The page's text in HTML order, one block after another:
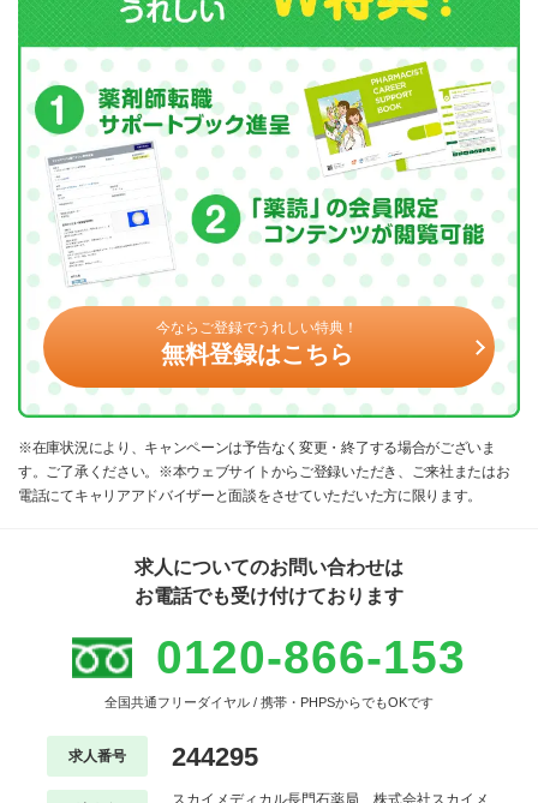
今ならご登録でうれしい特典！
無料登録はこちら
※在庫状況により、キャンペーンは予告なく変更・終了する場合がございま
す。ご了承ください。※本ウェブサイトからご登録いただき、ご来社またはお
電話にてキャリアアドバイザーと面談をさせていただいた方に限ります。
求人についてのお問い合わせは
お電話でも受け付けております
0120-866-153
全国共通フリーダイヤル / 携帯・PHPSからでもOKです
求人番号 244295